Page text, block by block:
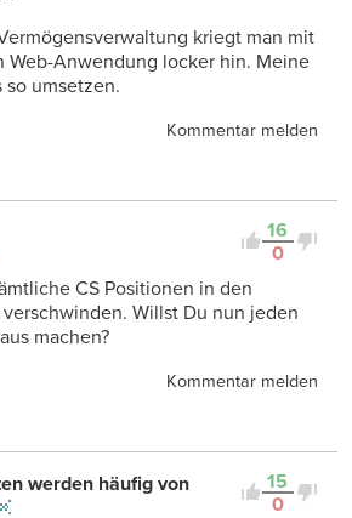
kriegt man mit
Web-Anwendung locker hin. Meine
umsetzen.
Kommentar melden
16
0
CS Positionen in den
Willst Du nun jeden
machen?
Kommentar melden
15
0
werden häufig von